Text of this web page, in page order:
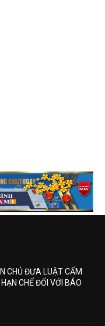
CHỦ ĐƯA LUẬT CẤM
CHẾ ĐỐI VỚI BÁO